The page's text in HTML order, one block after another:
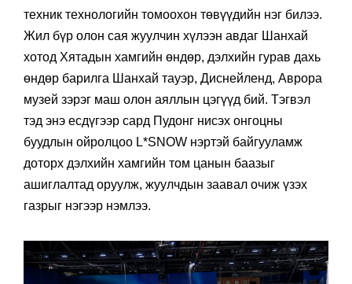
техник технологийн томоохон төвүүдийн нэг билээ.
Жил бүр олон сая жуулчин хүлээн авдаг Шанхай
хотод Хятадын хамгийн өндөр, дэлхийн гурав дахь
өндөр барилга Шанхай тауэр, Диснейленд, Аврора
музей зэрэг маш олон аяллын цэгүүд бий. Тэгвэл
тэд энэ есдүгээр сард Пудонг нисэх онгоцны
буудлын ойролцоо L*SNOW нэртэй байгууламж
доторх дэлхийн хамгийн том цанын баазыг
ашиглалтад оруулж, жуулчдын заавал очиж үзэх
газрыг нэгээр нэмлээ.